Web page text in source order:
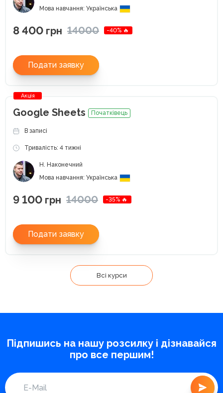
Мова навчання: Українська
8 400 грн 14000 -40% 🔥
Подати заявку
Акція
Google Sheets Початківець
В записі
Тривалість: 4 тижні
Н. Наконечний
Мова навчання: Українська
9 100 грн 14000 -35% 🔥
Подати заявку
Всі курси
Підпишись на нашу розсилку і дізнавайся
про все першим!